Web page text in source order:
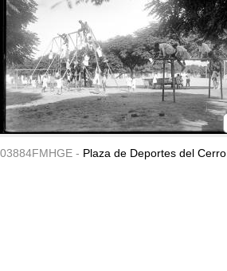
03884FMHGE - Plaza de Deportes del Cerro.